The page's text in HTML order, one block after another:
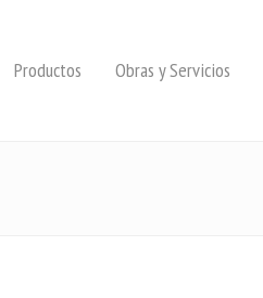
Productos Obras y Servicios